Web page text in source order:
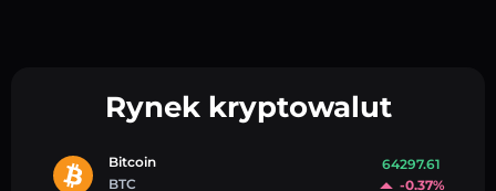
Rynek kryptowalut
Bitcoin
BTC
64297.61
-0.37%